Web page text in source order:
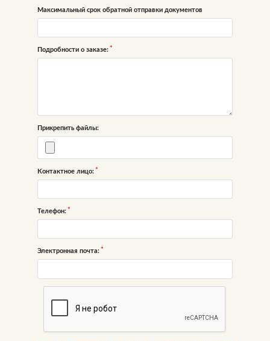
Максимальный срок обратной отправки документов
Подробности о заказе:
Прикрепить файлы:
Контактное лицо:
Телефон:
Электронная почта: